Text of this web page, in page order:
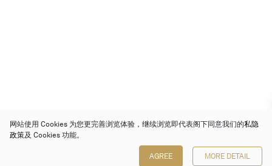
网站使用 Cookies 为您更完善浏览体验，继续浏览即代表阁下同意我们的私隐
政策及 Cookies 功能。
AGREE MORE DETAIL